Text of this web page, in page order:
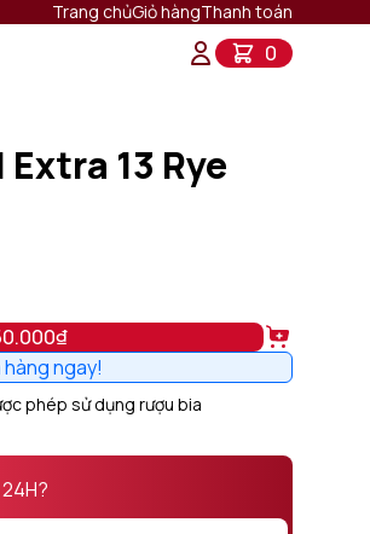
Trang chủGiỏ hàngThanh toán
0
Vang Ý
Vang Tây Ban Nha
Vang Úc
13 Rye
hàng ngay!
phép sử dụng rượu bia